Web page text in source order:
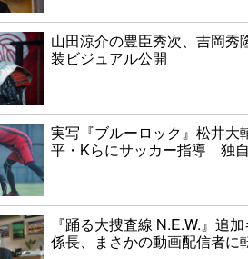
山田涼介の豊臣秀次、吉岡
装ビジュアル公開
実写『ブルーロック』松井大
平・Kらにサッカー指導 独
『踊る大捜査線 N.E.W.』追
係長、まさかの動画配信者に